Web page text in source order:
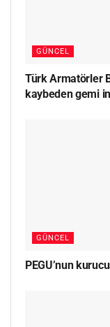
GÜNCEL
Türk Armatörler
kaybeden gemi
GÜNCEL
PEGU’nun